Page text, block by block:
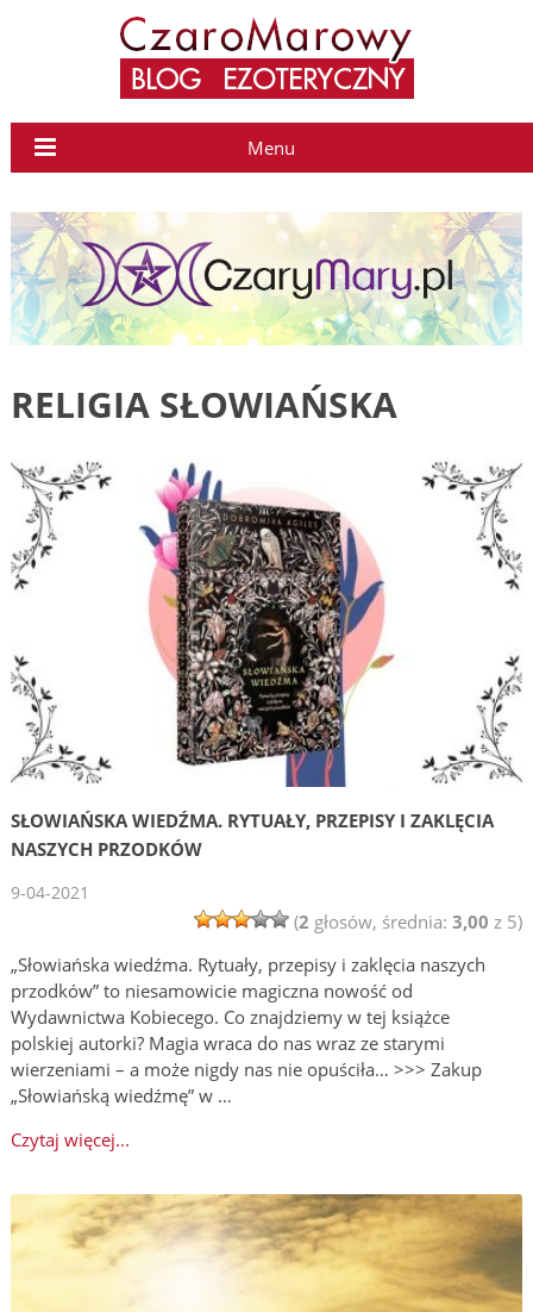
Menu
RELIGIA SŁOWIAŃSKA
SŁOWIAŃSKA WIEDŹMA. RYTUAŁY, PRZEPISY I ZAKLĘCIA
NASZYCH PRZODKÓW
9-04-2021
(2 głosów, średnia: 3,00 z 5)
„Słowiańska wiedźma. Rytuały, przepisy i zaklęcia naszych
przodków” to niesamowicie magiczna nowość od
Wydawnictwa Kobiecego. Co znajdziemy w tej książce
polskiej autorki? Magia wraca do nas wraz ze starymi
wierzeniami – a może nigdy nas nie opuściła… >>> Zakup
„Słowiańską wiedźmę” w …
Czytaj więcej...